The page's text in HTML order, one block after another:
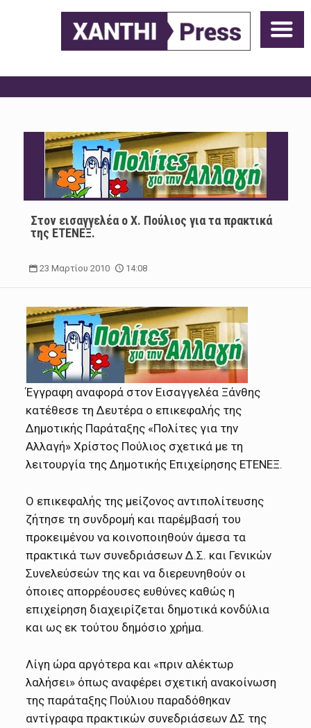
Στον εισαγγελέα ο Χ. Πούλιος για τα πρακτικά
της ΕΤΕΝΕΞ.
23 Μαρτίου 2010 14:08
Έγγραφη αναφορά στον Εισαγγελέα Ξάνθης
κατέθεσε τη Δευτέρα ο επικεφαλής της
Δημοτικής Παράταξης «Πολίτες για την
Αλλαγή» Χρίστος Πούλιος σχετικά με τη
λειτουργία της Δημοτικής Επιχείρησης ΕΤΕΝΕΞ.
Ο επικεφαλής της μείζονος αντιπολίτευσης
ζήτησε τη συνδρομή και παρέμβασή του
προκειμένου να κοινοποιηθούν άμεσα τα
πρακτικά των συνεδριάσεων Δ.Σ. και Γενικών
Συνελεύσεών της και να διερευνηθούν οι
όποιες απορρέουσες ευθύνες καθώς η
επιχείρηση διαχειρίζεται δημοτικά κονδύλια
και ως εκ τούτου δημόσιο χρήμα.
Λίγη ώρα αργότερα και «πριν αλέκτωρ
λαλήσει» όπως αναφέρει σχετική ανακοίνωση
της παράταξης Πούλιου παραδόθηκαν
αντίγραφα πρακτικών συνεδριάσεων ΔΣ της